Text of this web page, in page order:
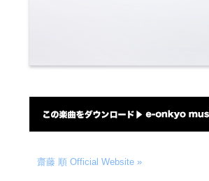
齋藤 順 Official Website »